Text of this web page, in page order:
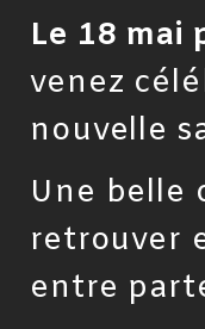
Le 18 mai
venez
nouvelle
Une belle
retrouver
entre